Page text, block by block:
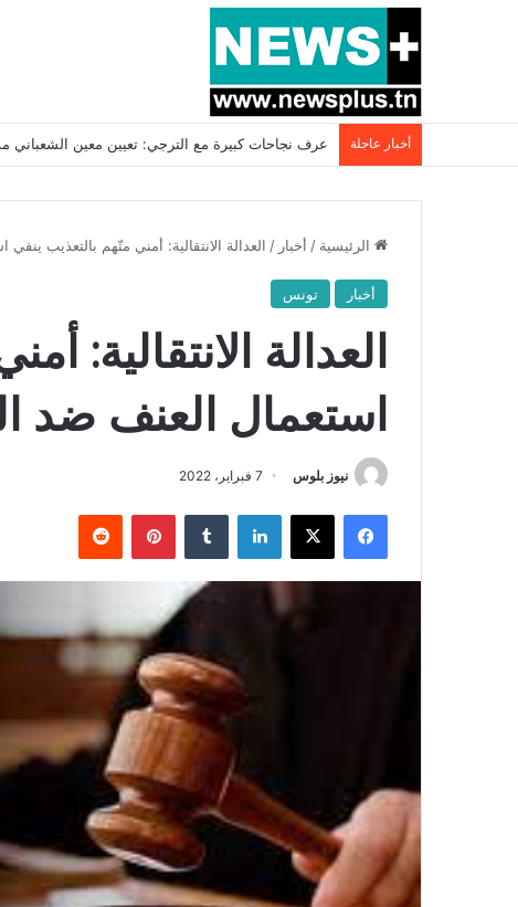
أخبار عاجلة بسبب المرزوقي وبتكليف من سعيّد: الخارجية تستدعي
الرئيسية / أخبار / العدالة الانتقالية: أمني متّهم بالتعذيب
أخبار تونس
العدالة الانتقالية:
استعمال العنف ضد
نيوز بلوس 7 فبراير، 2022
فيسبوك X لينكدإن بينتيريست